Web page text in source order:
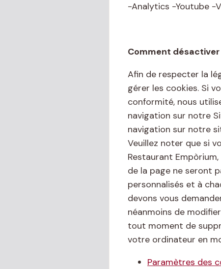
-Analytics -Youtube -
Comment désactiver
Afin de respecter la
gérer les cookies. Si
conformité, nous
navigation sur notre
navigation sur notre
Veuillez noter que si
Restaurant
de la page ne seront
personnalisés et à
devons vous
néanmoins de
tout moment de
votre ordinateur en
Paramètres des